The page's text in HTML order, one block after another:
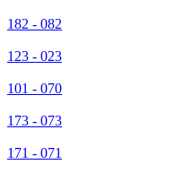
182 - 082
123 - 023
101 - 070
173 - 073
171 - 071